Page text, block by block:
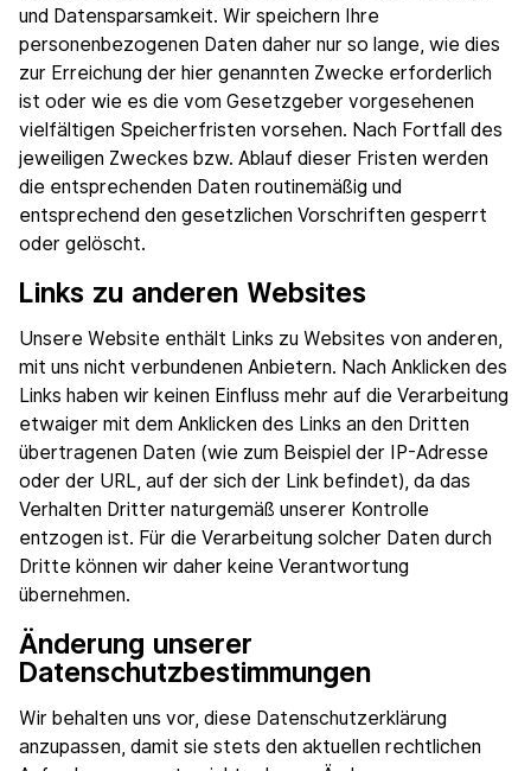
und Datensparsamkeit. Wir speichern Ihre
personenbezogenen Daten daher nur so lange, wie dies
zur Erreichung der hier genannten Zwecke erforderlich
ist oder wie es die vom Gesetzgeber vorgesehenen
vielfältigen Speicherfristen vorsehen. Nach Fortfall des
jeweiligen Zweckes bzw. Ablauf dieser Fristen werden
die entsprechenden Daten routinemäßig und
entsprechend den gesetzlichen Vorschriften gesperrt
oder gelöscht.
Links zu anderen Websites
Unsere Website enthält Links zu Websites von anderen,
mit uns nicht verbundenen Anbietern. Nach Anklicken des
Links haben wir keinen Einfluss mehr auf die Verarbeitung
etwaiger mit dem Anklicken des Links an den Dritten
übertragenen Daten (wie zum Beispiel der IP-Adresse
oder der URL, auf der sich der Link befindet), da das
Verhalten Dritter naturgemäß unserer Kontrolle
entzogen ist. Für die Verarbeitung solcher Daten durch
Dritte können wir daher keine Verantwortung
übernehmen.
Änderung unserer
Datenschutzbestimmungen
Wir behalten uns vor, diese Datenschutzerklärung
anzupassen, damit sie stets den aktuellen rechtlichen